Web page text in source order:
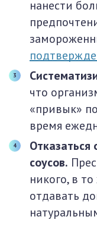
нанести
что
«привык»
время
Отказаться
соусов.
никого, в
отдавать